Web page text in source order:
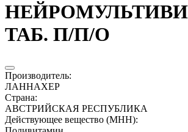
ТАБ. П/П/О
Производитель:
ЛАННАХЕР
Страна:
АВСТРИЙСКАЯ РЕСПУБЛИКА
Действующее вещество (МНН):